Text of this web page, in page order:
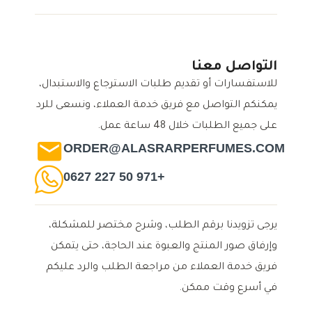
التواصل معنا
للاستفسارات أو تقديم طلبات الاسترجاع والاستبدال،
يمكنكم التواصل مع فريق خدمة العملاء، ونسعى للرد
على جميع الطلبات خلال 48 ساعة عمل.
ORDER@ALASRARPERFUMES.COM
+971 50 227 0627
يرجى تزويدنا برقم الطلب، وشرح مختصر للمشكلة،
وإرفاق صور المنتج والعبوة عند الحاجة، حتى يتمكن
فريق خدمة العملاء من مراجعة الطلب والرد عليكم
في أسرع وقت ممكن.